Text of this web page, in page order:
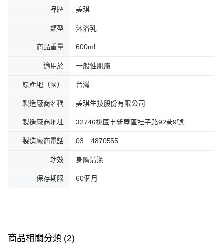
品牌 美琪
類型 沐浴乳
商品重量 600ml
適用於 一般性肌膚
原產地（國） 台灣
製造廠商名稱 美琪生技股份有限公司
製造廠商地址 32746桃園市新屋區社子路92巷9號
製造廠商電話 03－4870555
功效 身體清潔
保存期限 60個月
商品相關分類 (2)